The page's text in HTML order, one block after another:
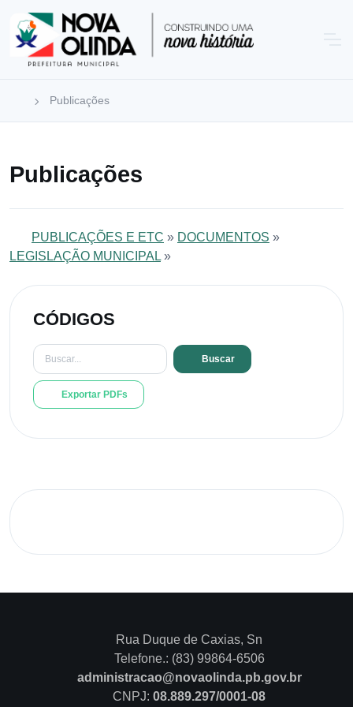
Publicações
Publicações
PUBLICAÇÕES E ETC » DOCUMENTOS »
LEGISLAÇÃO MUNICIPAL »
CÓDIGOS
Buscar
Exportar PDFs
Rua Duque de Caxias, Sn
Telefone.: (83) 99864-6506
administracao@novaolinda.pb.gov.br
CNPJ: 08.889.297/0001-08